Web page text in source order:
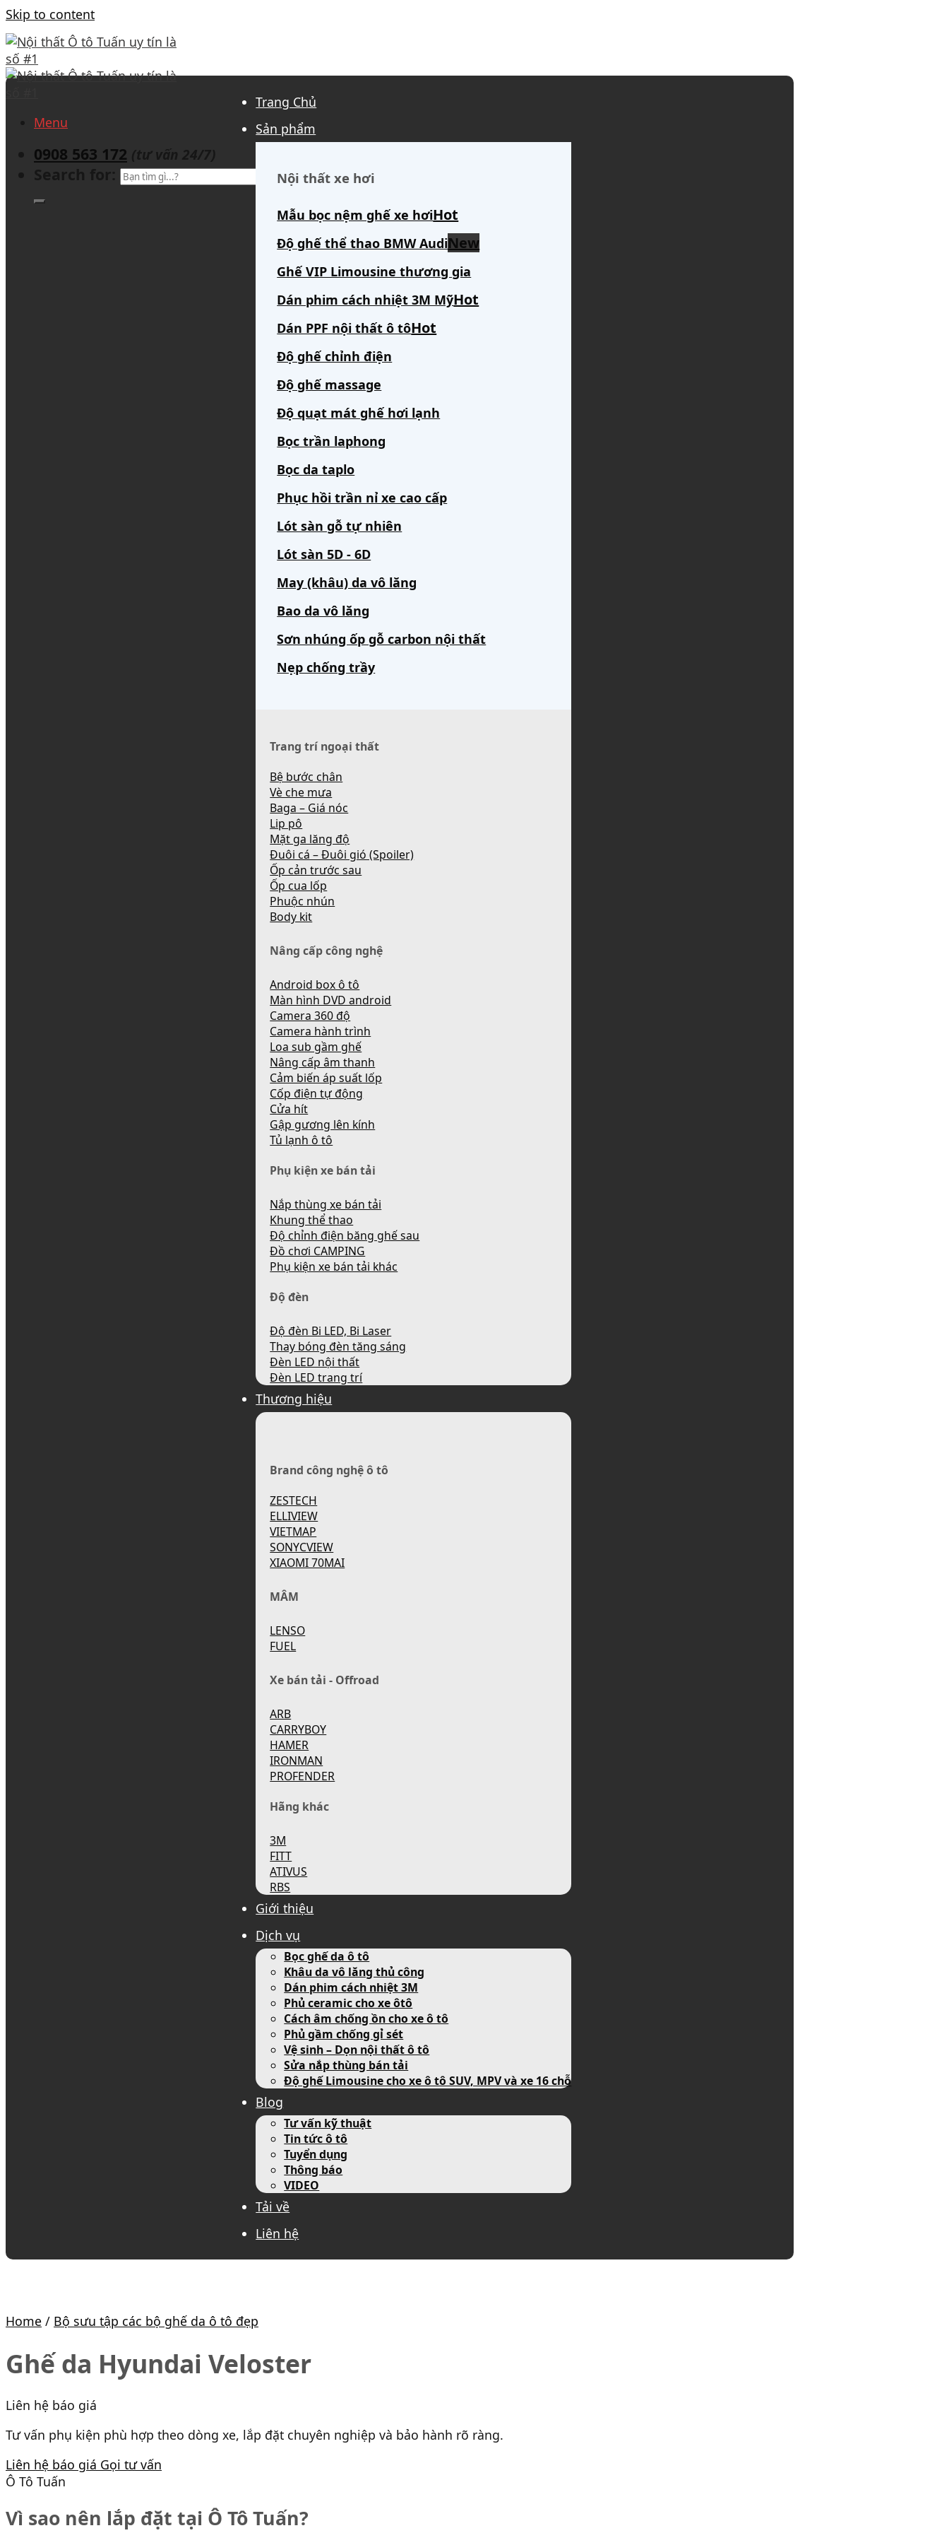
Skip to content
Menu
0908 563 172 (tư vấn 24/7)
Search for:
Trang Chủ
Sản phẩm
Nội thất xe hơi
Mẫu bọc nệm ghế xe hơi
Độ ghế thể thao BMW Audi
Ghế VIP Limousine thương gia
Dán phim cách nhiệt 3M Mỹ
Dán PPF nội thất ô tô
Độ ghế chỉnh điện
Độ ghế massage
Độ quạt mát ghế hơi lạnh
Bọc trần laphong
Bọc da taplo
Phục hồi trần nỉ xe cao cấp
Lót sàn gỗ tự nhiên
Lót sàn 5D - 6D
May (khâu) da vô lăng
Bao da vô lăng
Sơn nhúng ốp gỗ carbon nội thất
Nẹp chống trầy
Trang trí ngoại thất
Bệ bước chân
Vè che mưa
Baga – Giá nóc
Lip pô
Mặt ga lăng độ
Đuôi cá – Đuôi gió (Spoiler)
Ốp cản trước sau
Ốp cua lốp
Phuộc nhún
Body kit
Nâng cấp công nghệ
Android box ô tô
Màn hình DVD android
Camera 360 độ
Camera hành trình
Loa sub gầm ghế
Nâng cấp âm thanh
Cảm biến áp suất lốp
Cốp điện tự động
Cửa hít
Gập gương lên kính
Tủ lạnh ô tô
Phụ kiện xe bán tải
Nắp thùng xe bán tải
Khung thể thao
Độ chỉnh điện băng ghế sau
Đồ chơi CAMPING
Phụ kiện xe bán tải khác
Độ đèn
Độ đèn Bi LED, Bi Laser
Thay bóng đèn tăng sáng
Đèn LED nội thất
Đèn LED trang trí
Thương hiệu
Brand công nghệ ô tô
ZESTECH
ELLIVIEW
VIETMAP
SONYCVIEW
XIAOMI 70MAI
MÂM
LENSO
FUEL
Xe bán tải - Offroad
ARB
CARRYBOY
HAMER
IRONMAN
PROFENDER
Hãng khác
3M
FITT
ATIVUS
RBS
Giới thiệu
Dịch vụ
Bọc ghế da ô tô
Khâu da vô lăng thủ công
Dán phim cách nhiệt 3M
Phủ ceramic cho xe ôtô
Cách âm chống ồn cho xe ô tô
Phủ gầm chống gỉ sét
Vệ sinh – Dọn nội thất ô tô
Sửa nắp thùng bán tải
Độ ghế Limousine cho xe ô tô SUV, MPV và xe 16 chỗ
Blog
Tư vấn kỹ thuật
Tin tức ô tô
Tuyển dụng
Thông báo
VIDEO
Tải về
Liên hệ
Home / Bộ sưu tập các bộ ghế da ô tô đẹp
Ghế da Hyundai Veloster
Liên hệ báo giá
Tư vấn phụ kiện phù hợp theo dòng xe, lắp đặt chuyên nghiệp và bảo hành rõ ràng.
Liên hệ báo giá Gọi tư vấn
Ô Tô Tuấn
Vì sao nên lắp đặt tại Ô Tô Tuấn?